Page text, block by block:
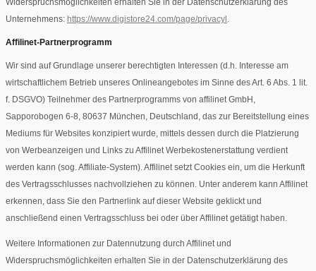
Unternehmens: https://www.digistore24.com/page/privacyl
Affilinet-Partnerprogramm
Wir sind auf Grundlage unserer berechtigten Interessen (d.h. Interesse am
wirtschaftlichem Betrieb unseres Onlineangebotes im Sinne des Art. 6 Abs. 1 lit.
f. DSGVO) Teilnehmer des Partnerprogramms von affilinet GmbH,
Sapporobogen 6-8, 80637 München, Deutschland, das zur Bereitstellung eines
Mediums für Websites konzipiert wurde, mittels dessen durch die Platzierung
von Werbeanzeigen und Links zu Affilinet Werbekostenerstattung verdient
werden kann (sog. Affiliate-System). Affilinet setzt Cookies ein, um die Herkunft
des Vertragsschlusses nachvollziehen zu können. Unter anderem kann Affilinet
erkennen, dass Sie den Partnerlink auf dieser Website geklickt und
anschließend einen Vertragsschluss bei oder über Affilinet getätigt haben.
Weitere Informationen zur Datennutzung durch Affilinet und
Widerspruchsmöglichkeiten erhalten Sie in der Datenschutzerklärung des